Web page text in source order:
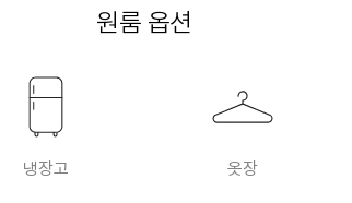
원룸 옵션
냉장고 옷장